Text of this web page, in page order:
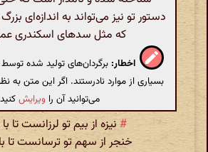
دستور تو نیز می‌تواند به اندازه‌ای
که مثل سدهای اسکندری
اخطار: برگردان‌های تولید شده
بسیاری از موارد نادرستند. اگر این متن به
می‌توانید آن را ویرایش
# نیزه از بیم تو لرزانست تا
خنجر از سهم تو ترسانست تا